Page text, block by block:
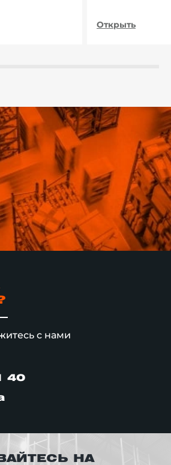
Открыть
с нами
40
НА